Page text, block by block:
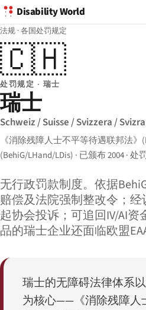
Disability World
法规 ·各国处罚规定
🇨🇭
处罚规定 · 瑞士
瑞士
Schweiz / Suisse / Svizzera / Svizra
《消除残障人士不平等待遇联邦法》
(BehiG/LHand/LDis) · 已颁布 2004 · 处
无行政罚款制度。依据
赔偿及法院强制整改令；
起协会投诉；可追回IV/AI
品的瑞士企业还面临欧盟
瑞士的无障碍法律体系
为核心——《消除残障人